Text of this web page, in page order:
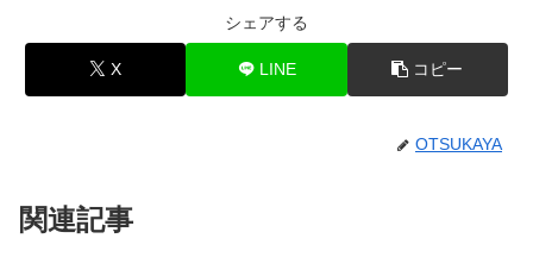
シェアする
X LINE コピー
OTSUKAYA
関連記事